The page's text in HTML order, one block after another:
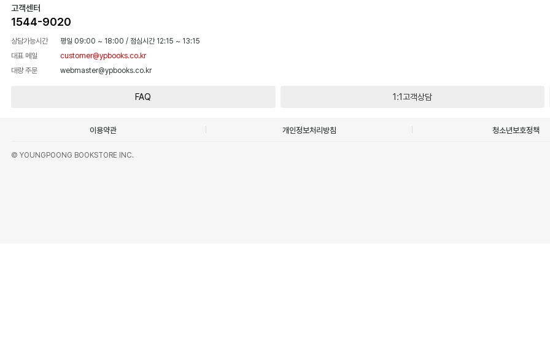
고객센터
1544-9020
상담가능시간 평일 09:00 ~ 18:00 / 점심시간 12:15 ~ 13:15
대표 메일
customer@ypbooks.co.kr
대량 주문
webmaster@ypbooks.co.kr
FAQ 1:1고객상담
이용약관 개인정보처리방침 청소년보호정책
© YOUNGPOONG BOOKSTORE INC.